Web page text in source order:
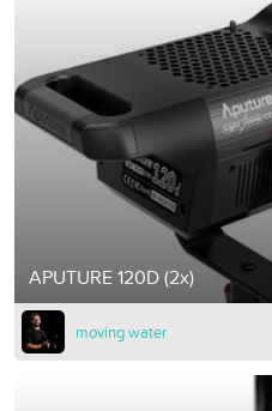
APUTURE 120D (2x)
moving water